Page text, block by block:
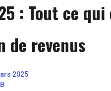
: Tout ce
de revenus
2025